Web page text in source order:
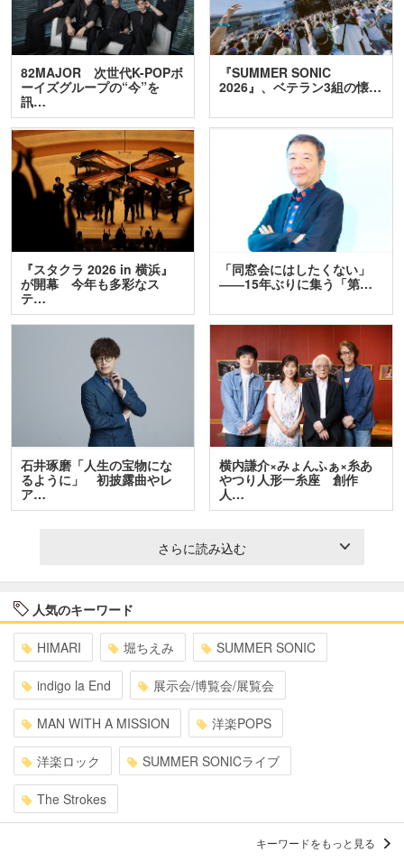
82MAJOR 次世代K-POPボ
ーイズグループの“今”を
訊…
『SUMMER SONIC
2026』、ベテラン3組の懐…
『スタクラ 2026 in 横浜』
が開幕 今年も多彩なス
テ…
「同窓会にはしたくない」
――15年ぶりに集う「第…
石井琢磨「人生の宝物にな
るように」 初披露曲やレ
ア…
横内謙介×みょんふぁ×糸あ
やつり人形一糸座 創作
人…
さらに読み込む
人気のキーワード
HIMARI 堀ちえみ SUMMER SONIC
indigo la End 展示会/博覧会/展覧会
MAN WITH A MISSION 洋楽POPS
洋楽ロック SUMMER SONICライブ
The Strokes
キーワードをもっと見る